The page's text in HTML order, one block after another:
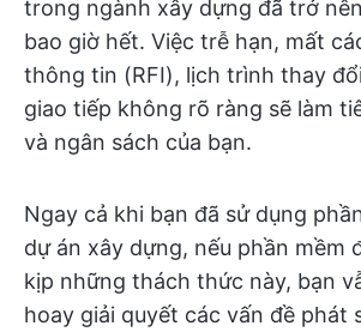
trong ngành xây dựng đã trở
bao giờ hết. Việc trễ hạn, mất
thông tin (RFI), lịch trình thay
giao tiếp không rõ ràng sẽ làm
và ngân sách của bạn.
Ngay cả khi bạn đã sử dụng
dự án xây dựng, nếu phần mềm
kịp những thách thức này, bạn
hoay giải quyết các vấn đề phát